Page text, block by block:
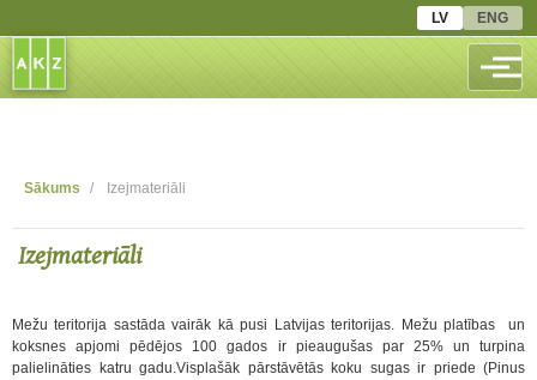
galveno
saturu
LV ENG
Sākums Izejmateriāli
Izejmateriāli
Mežu teritorija sastāda vairāk kā pusi Latvijas teritorijas. Mežu platības un
koksnes apjomi pēdējos 100 gados ir pieaugušas par 25% un turpina
palielināties katru gadu.Visplašāk pārstāvētās koku sugas ir priede (Pinus